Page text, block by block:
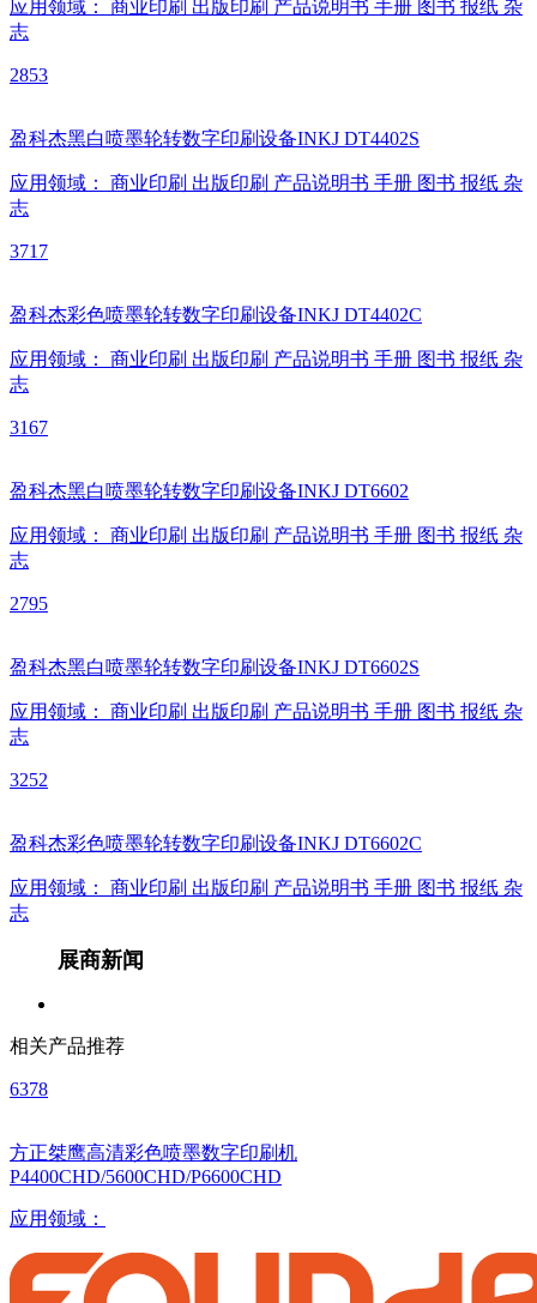
应用领域： 商业印刷 出版印刷 产品说明书 手册 图书 报纸 杂
志
2853
盈科杰黑白喷墨轮转数字印刷设备INKJ DT4402S
应用领域： 商业印刷 出版印刷 产品说明书 手册 图书 报纸 杂
志
3717
盈科杰彩色喷墨轮转数字印刷设备INKJ DT4402C
应用领域： 商业印刷 出版印刷 产品说明书 手册 图书 报纸 杂
志
3167
盈科杰黑白喷墨轮转数字印刷设备INKJ DT6602
应用领域： 商业印刷 出版印刷 产品说明书 手册 图书 报纸 杂
志
2795
盈科杰黑白喷墨轮转数字印刷设备INKJ DT6602S
应用领域： 商业印刷 出版印刷 产品说明书 手册 图书 报纸 杂
志
3252
盈科杰彩色喷墨轮转数字印刷设备INKJ DT6602C
应用领域： 商业印刷 出版印刷 产品说明书 手册 图书 报纸 杂
志
展商新闻
相关产品推荐
6378
方正桀鹰高清彩色喷墨数字印刷机
P4400CHD/5600CHD/P6600CHD
应用领域：